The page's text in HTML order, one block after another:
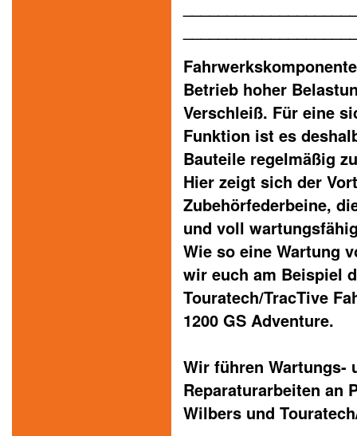
Betrieb hoher
Verschleiß. Für eine
Funktion ist es
Bauteile regelmäßig
Hier zeigt sich der
Zubehörfederbeine,
und voll
Wie so eine Wartung
wir euch am Beispiel
Touratech/TracTive
1200 GS Adventure.
Wir führen Wartungs-
Reparaturarbeiten an
Wilbers und